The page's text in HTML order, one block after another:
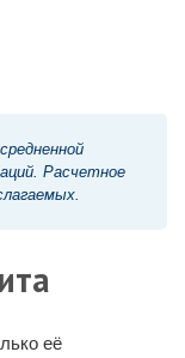
Расчетное
её